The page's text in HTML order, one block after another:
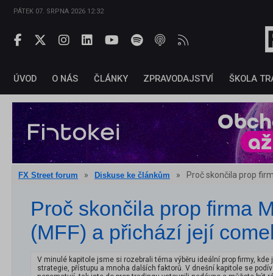
PÁTEK 07. SRPNA 2026 12:32
ÚVOD O NÁS ČLÁNKY ZPRAVODAJSTVÍ ŠKOLA
FX Street forum » Diskuse ke článkům » Proč skončila prop
Proč skončila prop firma
(MFF) a přichází její
V minulé kapitole jsme si rozebrali téma výběru ideální prop firmy,
strategie, přístupu a mnoha dalších faktorů. V dnešní kapitole se